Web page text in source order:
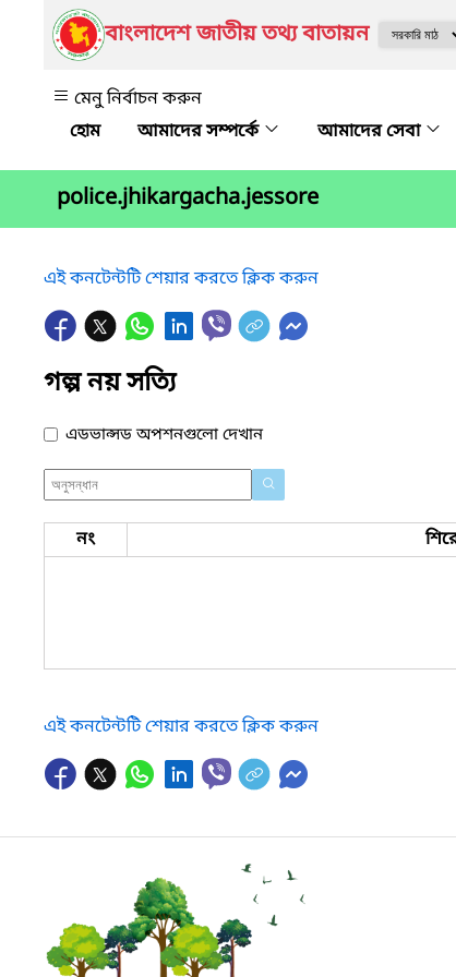
বাংলাদেশ জাতীয় তথ্য বাতায়ন
মেনু নির্বাচন করুন
আমাদের সম্পর্কে
আমাদের সেবা
police.jhikargacha.jessore
এই কনটেন্টটি শেয়ার করতে ক্লিক করুন
গল্প নয় সত্যি
এডভান্সড অপশনগুলো দেখান
নং
এই কনটেন্টটি শেয়ার করতে ক্লিক করুন